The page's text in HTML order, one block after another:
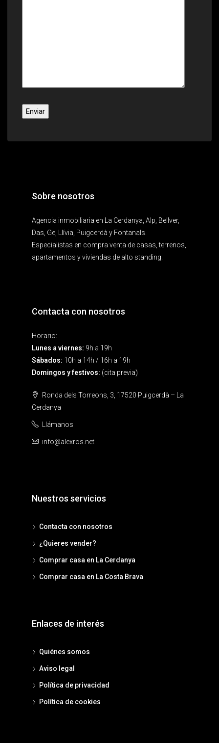
Sobre nosotros
Agencia inmobiliaria en La Cerdanya, Alp, Bellver,
Das, Ge, Llívia, Puigcerdà y Fontanals.
Especialistas en compra venta de casas, terrenos,
apartamentos y viviendas de alto standing.
Contacta con nosotros
Horario:
Lunes a viernes: 9h a 19h
Sábados: 10h a 14h / 16h a 19h
Domingos y festivos: (cita previa)
Ronda dels Torreons, 3, 17520 Puigcerdà – La
Cerdanya
Llámanos
info@alexros.net
Nuestros servicios
Contacta con nosotros
¿Quieres vender?
Comprar casa en La Cerdanya
Comprar casa en La Costa Brava
Enlaces de interés
Quiénes somos
Aviso legal
Política de privacidad
Política de cookies